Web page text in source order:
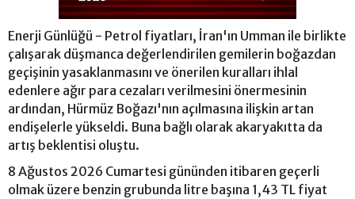
Enerji Günlüğü - Petrol fiyatları, İran'ın Umman ile birlikte
çalışarak düşmanca değerlendirilen gemilerin boğazdan
geçişinin yasaklanmasını ve önerilen kuralları ihlal
edenlere ağır para cezaları verilmesini önermesinin
ardından, Hürmüz Boğazı'nın açılmasına ilişkin artan
endişelerle yükseldi. Buna bağlı olarak akaryakıtta da
artış beklentisi oluştu.
8 Ağustos 2026 Cumartesi gününden itibaren geçerli
olmak üzere benzin grubunda litre başına 1,43 TL fiyat